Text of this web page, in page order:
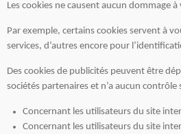
Les cookies ne causent aucun dommage
Par exemple, certains cookies servent à
services, d’autres encore pour
Des cookies de publicités peuvent être
sociétés partenaires et n’a aucun contrôle
Concernant les utilisateurs du site
Concernant les utilisateurs du site